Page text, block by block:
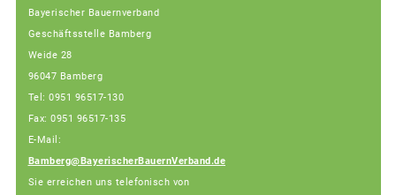
Bayerischer Bauernverband
Geschäftsstelle Bamberg
Weide 28
96047 Bamberg
Tel: 0951 96517-130
Fax: 0951 96517-135
E-Mail:
Bamberg@BayerischerBauernVerband.de
Sie erreichen uns telefonisch von